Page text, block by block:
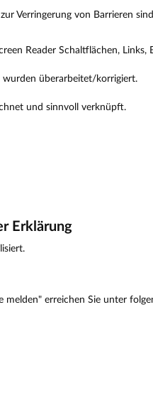
Verringerung von Barrieren
Reader Schaltflächen, Links,
wurden überarbeitet/korrigiert.
und sinnvoll verknüpft.
Erklärung
erreichen Sie unter